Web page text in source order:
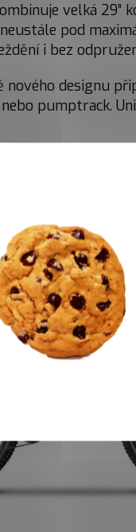
velká 29”
pod
i bez
designu
pumptrack.